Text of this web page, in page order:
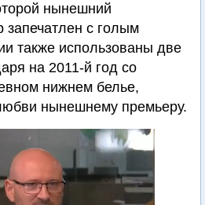
нынешний
запечатлен с голым
также использованы две
на 2011-й год со
нижнем белье,
нынешнему премьеру.